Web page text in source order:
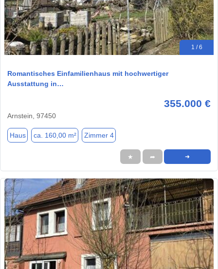
1 / 6
Romantisches Einfamilienhaus mit hochwertiger
Ausstattung in…
355.000 €
Arnstein, 97450
Haus ca. 160,00 m² Zimmer 4
★ ➦ ➜